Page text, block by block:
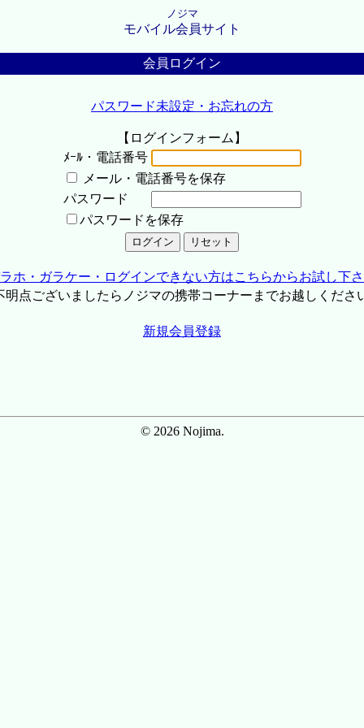
ノジマ
モバイル会員サイト
会員ログイン
パスワード未設定・お忘れの方
【ログインフォーム】
ﾒｰﾙ・電話番号
メール・電話番号を保存
パスワード
パスワードを保存
ホ・ガラケー・ログインできない方はこちらからお試し下
点ございましたらノジマの携帯コーナーまでお越しくださ
新規会員登録
© 2026 Nojima.